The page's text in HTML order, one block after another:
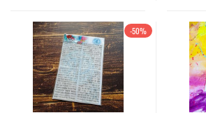
-50%